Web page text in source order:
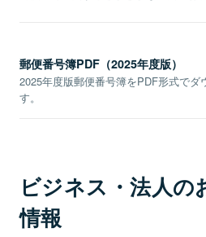
郵便番号簿PDF（2025年度版）
2025年度版郵便番号簿をPDF形式でダ
す。
ビジネス・法人の
情報